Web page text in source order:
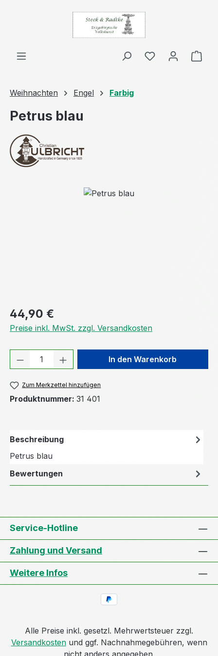
Zum Hauptinhalt springen
Weihnachten Engel Farbig
Petrus blau
Bildergalerie überspringen
Regulärer Preis:
44,90 €
Preise inkl. MwSt. zzgl. Versandkosten
Produkt Anzahl: Gib denIn den Warenkorb
Zum Merkzettel hinzufügen
Produktnummer: 31 401
Beschreibung
Petrus blau
Bewertungen
Service-Hotline
Zahlung und Versand
Weitere Infos
Alle Preise inkl. gesetzl. Mehrwertsteuer zzgl.
Versandkostenund ggf. Nachnahmegebühren, wenn
nicht anders angegeben.